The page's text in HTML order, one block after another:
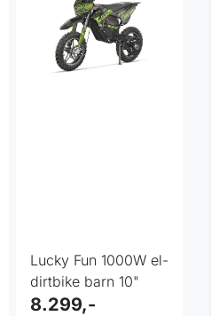
Lucky Fun 1000W el-
dirtbike barn 10"
8.299,-